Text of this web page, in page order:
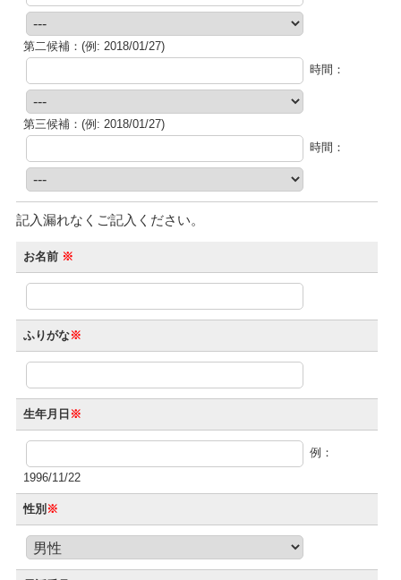
第二候補：(例: 2018/01/27)
時間：
第三候補：(例: 2018/01/27)
時間：
記入漏れなくご記入ください。
お名前 ※
ふりがな※
生年月日 ※
例：
1996/11/22
性別 ※